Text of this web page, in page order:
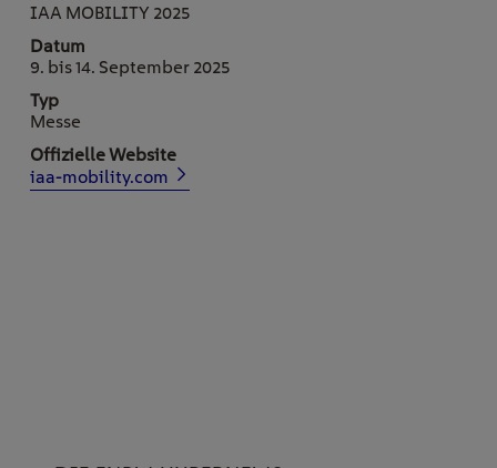
IAA MOBILITY 2025
9. bis 14. September 2025
Messe
iaa-mobility.com